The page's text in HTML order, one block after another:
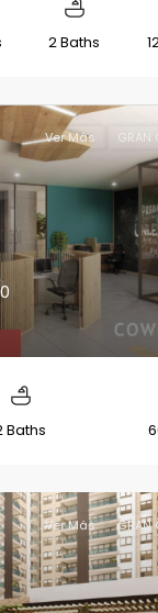
2 Baths
Ver Más GRAN
Baths
Ver Más GRAN